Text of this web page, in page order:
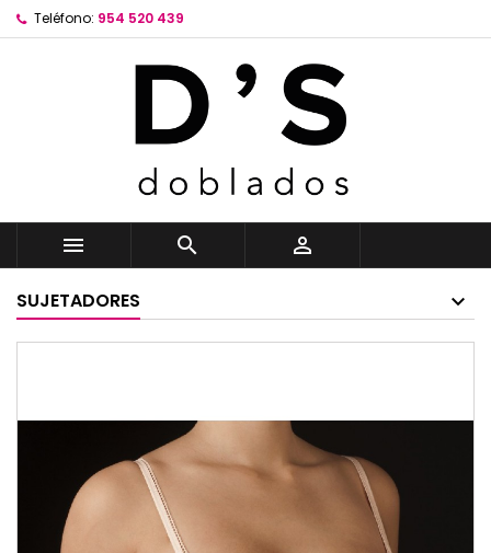
Teléfono: 954 520 439
  
SUJETADORES